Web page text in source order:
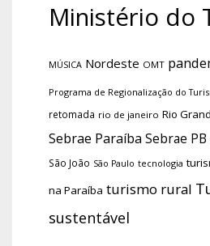
Ministério do
MÚSICA Nordeste OMT
Programa de Regionalização do
retomada rio de janeiro Rio
Sebrae Paraíba Sebrae PB
São João São Paulo tecnologia
na Paraíba turismo rural
sustentável